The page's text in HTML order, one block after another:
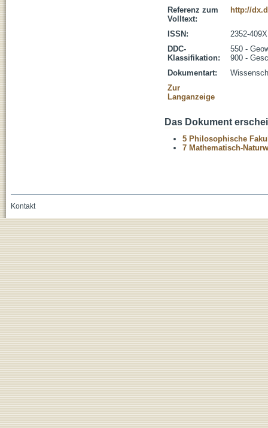
Referenz zum
Volltext:
http://
ISSN:
2352-409X
DDC-
Klassifikation:
550 -
900 -
Dokumentart:
Zur
Langanzeige
Das Dokument
5 Philosophische
7 Mathematisch-
Kontakt